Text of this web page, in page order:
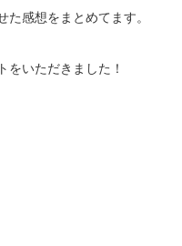
感想をまとめてます。
をいただきました！